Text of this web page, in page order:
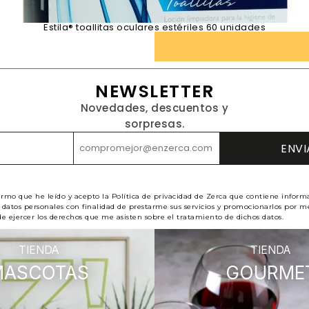
Estila® toallitas oculares estériles 60 unidades
NEWSLETTER
Novedades, descuentos y
sorpresas.
que he leído y acepto la Política de privacidad de Zerca que contiene
personales con finalidad de prestarme sus servicios y promocionarlos por
ejercer los derechos que me asisten sobre el tratamiento de dichos datos.
TIENDA TIENDA